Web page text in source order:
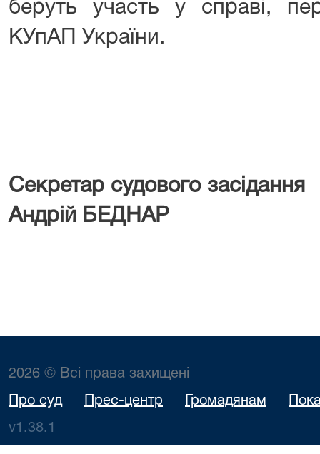
беруть участь у справі,
КУпАП України.
Секретар судового
Андрій БЕДНАР
2026 © Всі права захищені
Про суд Прес-центр Громадянам
v1.38.1